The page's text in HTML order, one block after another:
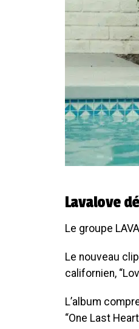
Lavalove
Le groupe
Le nouveau
californien,
L’album
“One Last